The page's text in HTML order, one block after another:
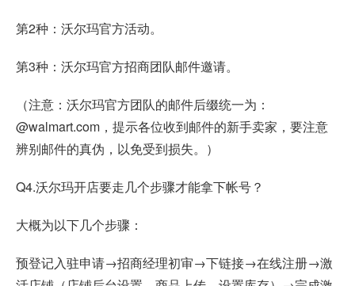
第2种：沃尔玛官方活动。
第3种：沃尔玛官方招商团队邮件邀请。
（注意：沃尔玛官方团队的邮件后缀统一为：
@walmart.com，提示各位收到邮件的新手卖家，要注意
辨别邮件的真伪，以免受到损失。）
Q4.沃尔玛开店要走几个步骤才能拿下帐号？
大概为以下几个步骤：
预登记入驻申请→招商经理初审→下链接→在线注册→激